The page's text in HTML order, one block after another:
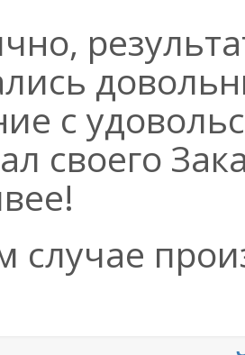
с
своего
случае